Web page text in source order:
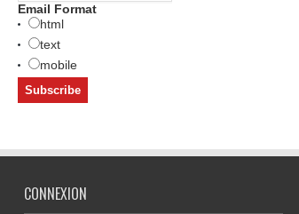
Email Format
html
text
mobile
CONNEXION